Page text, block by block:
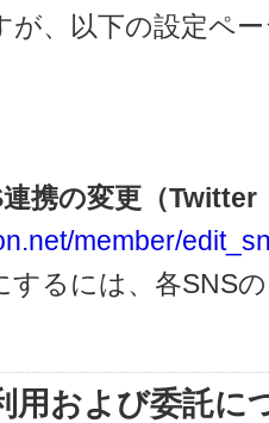
が、以下の設定ペ
携の変更（Twitter
member/
するには、各SNS
用および委託に